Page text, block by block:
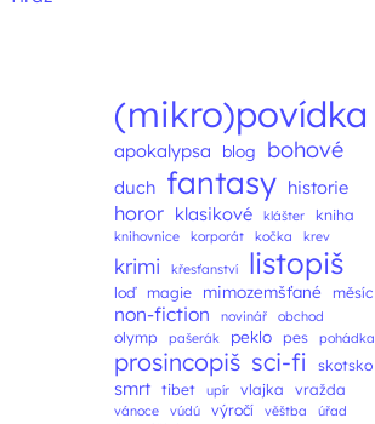
(mikro)povídka
apokalypsa blog bohové
duch fantasy historie
horor klasikové klášter kniha
knihovnice korporát kočka krev
krimi křesťanství listopiš
loď magie mimozemšťané měsíc
non-fiction novinář obchod
olymp pašerák peklo pes pohádka
prosincopiš sci-fi skotsko
smrt tibet upír vlajka vražda
vánoce vúdú výročí věštba úřad